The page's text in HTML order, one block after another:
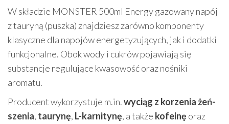
W składzie MONSTER 500ml Energy gazowany napój
z tauryną (puszka) znajdziesz zarówno komponenty
klasyczne dla napojów energetyzujących, jak i dodatki
funkcjonalne. Obok wody i cukrów pojawiają się
substancje regulujące kwasowość oraz nośniki
aromatu.
Producent wykorzystuje m.in.wyciąg z korzenia żeń-
szenia, taurynę, L-karnitynę, a także kofeinę oraz